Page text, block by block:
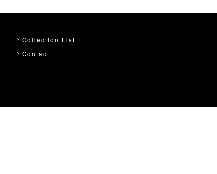
Collection List
Contact